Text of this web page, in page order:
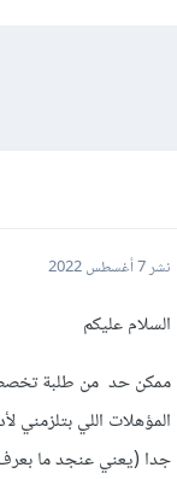
نشر7 أغسطس 2022
السلام عليكم
ممكن حد من طلبة
المؤهلات اللي
جدا (يعني عنجد ما